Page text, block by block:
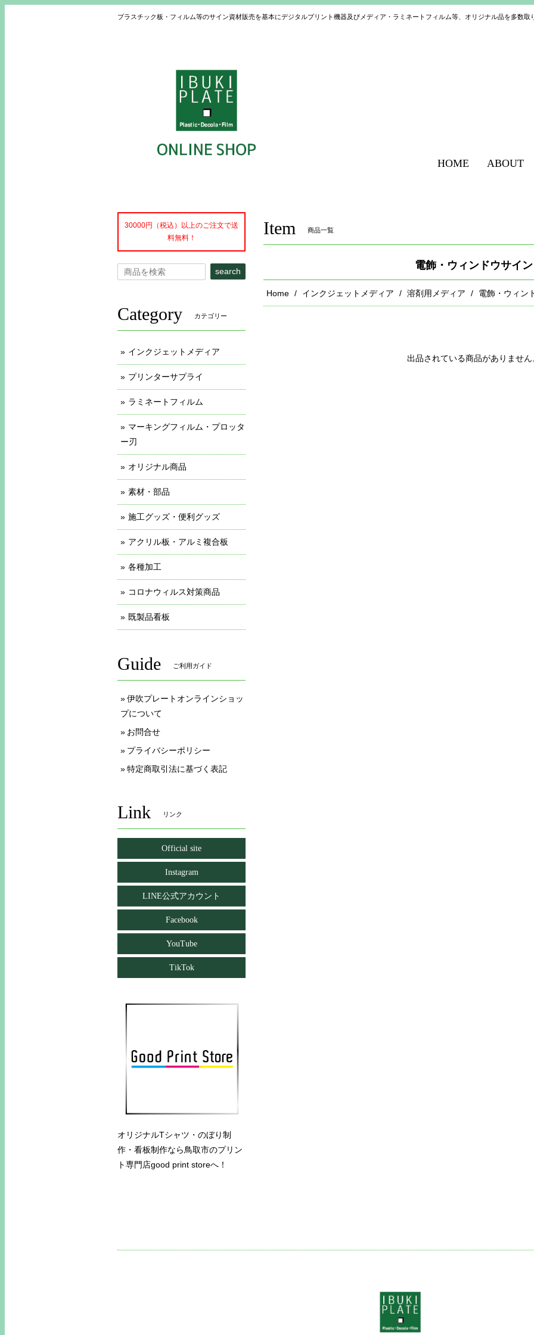
プラスチック板・フィルム等のサイン資材販売を基本にデジタルプリント機器及びメディア・ラミネートフィルム等、オリジナル品を多数取
HOME ABOUT
Item 商品一覧
電飾・ウィンドウサイン
Home インクジェットメディア 溶剤用メディア 電飾・ウィン
出品されている商品がありません
30000円（税込）以上のご注文で送
料無料！
search
Category カテゴリー
インクジェットメディア
プリンターサプライ
ラミネートフィルム
マーキングフィルム・プロッタ
ー刃
オリジナル商品
素材・部品
施工グッズ・便利グッズ
アクリル板・アルミ複合板
各種加工
コロナウィルス対策商品
既製品看板
Guide ご利用ガイド
伊吹プレートオンラインショッ
プについて
お問合せ
プライバシーポリシー
特定商取引法に基づく表記
Link リンク
Official site
Instagram
LINE公式アカウント
Facebook
YouTube
TikTok
オリジナルTシャツ・のぼり制
作・看板制作なら鳥取市のプリン
ト専門店good print storeへ！